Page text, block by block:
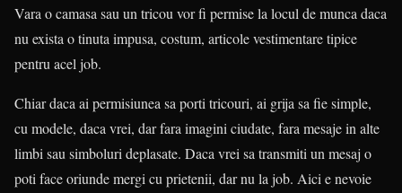
Vara o camasa sau un tricou vor fi permise la locul de munca daca
nu exista o tinuta impusa, costum, articole vestimentare tipice
pentru acel job.
Chiar daca ai permisiunea sa porti tricouri, ai grija sa fie simple,
cu modele, daca vrei, dar fara imagini ciudate, fara mesaje in alte
limbi sau simboluri deplasate. Daca vrei sa transmiti un mesaj o
poti face oriunde mergi cu prietenii, dar nu la job. Aici e nevoie